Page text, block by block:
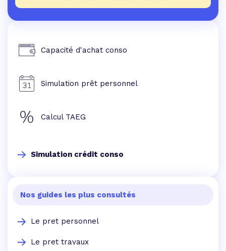
Capacité d'achat conso
Simulation prêt personnel
Calcul TAEG
Simulation crédit conso
Nos guides les plus consultés
Le pret personnel
Le pret travaux